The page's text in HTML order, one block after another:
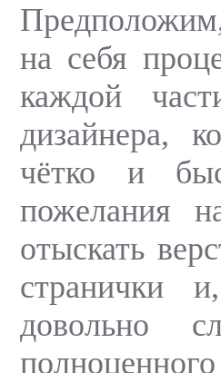
на себя
каждой
дизайнера,
чётко и
пожелания
отыскать
странички
довольно